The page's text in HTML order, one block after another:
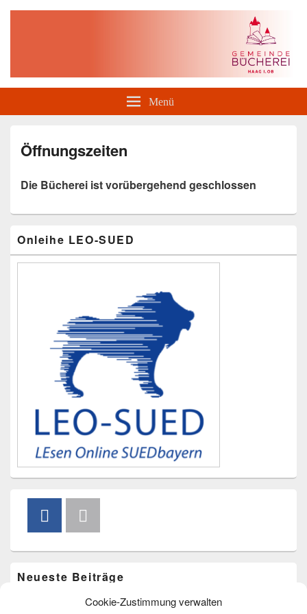
Cookie-Zustimmung verwalten
Gemeindebücherei Haag i. OB
Menü
Öffnungszeiten
Die Bücherei ist vorübergehend geschlossen
Seitenleisten-
Widgetbereich
Onleihe LEO-SUED
Neueste Beiträge
Vorlesen im Freibad am 20. August um 15.00 Uhr